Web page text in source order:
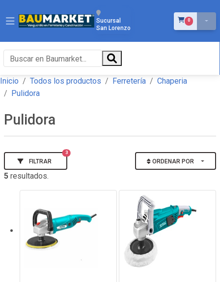
Sucursal
San Lorenzo
0ÍTEMS EN EL
Inicio Todos los productos Ferretería
Chaperia
Pulidora
Pulidora
FILTRAR
3
ORDENAR POR
5 resultados.